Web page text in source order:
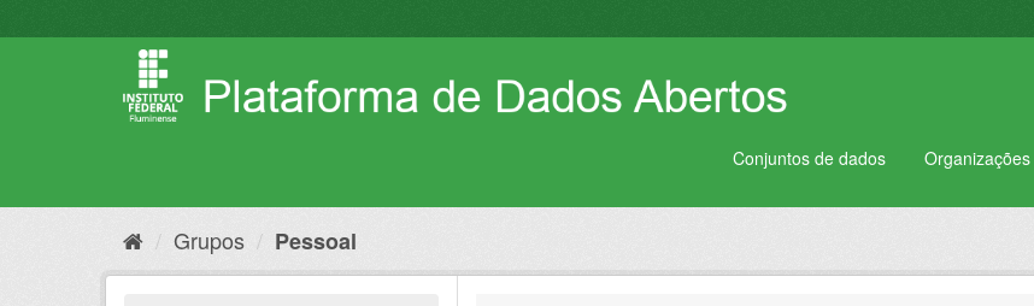
para
Conjuntos de dados Organizações
Grupos Pessoal